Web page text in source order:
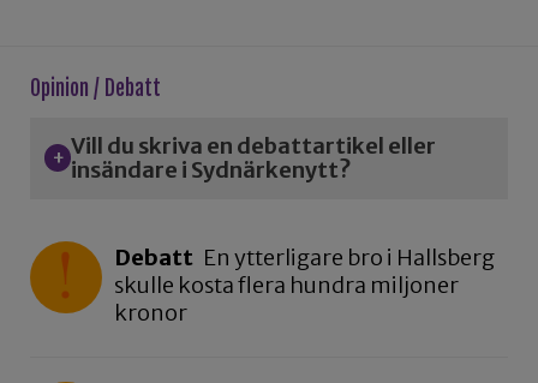
Opinion / Debatt
Vill du skriva en debattartikel eller
insändare i Sydnärkenytt?
Debatt En ytterligare bro i Hallsberg
skulle kosta flera hundra miljoner
kronor